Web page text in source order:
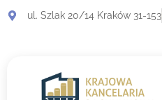
ul. Szlak 20/14 Kraków 31-153